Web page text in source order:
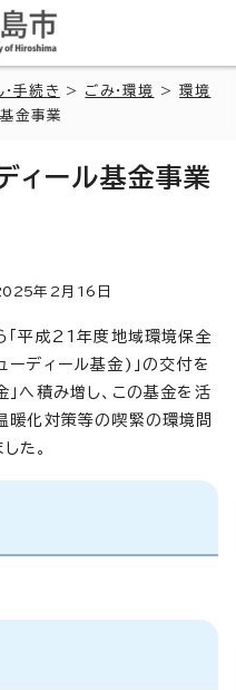
・手続き > ごみ・環境 >環境
金事業
ィール基金事業
年2月 16 日
「平成21年度地域環境保全
ディール基金)」の交付を
へ積み増し、この基金を活
暖化対策等の喫緊の環境問
た。